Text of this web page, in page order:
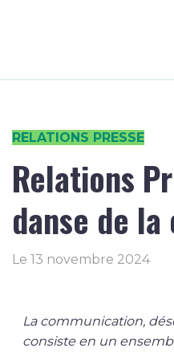
RELATIONS PRESSE
Relations
danse de
Le13 novembre 2024
La communication,
consiste en un